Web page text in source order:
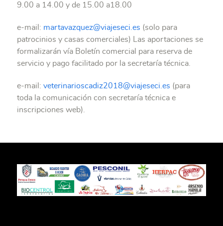
9.00 a 14.00 y de 15.00 a18.00
e-mail: martavazquez@viajeseci.es (solo para
patrocinios y casas comerciales) Las aportaciones se
formalizarán vía Boletín comercial para reserva de
servicio y pago facilitado por la secretaría técnica.
e-mail: veterinarioscadiz2018@viajeseci.es (para
toda la comunicación con secretaría técnica e
inscripciones web).